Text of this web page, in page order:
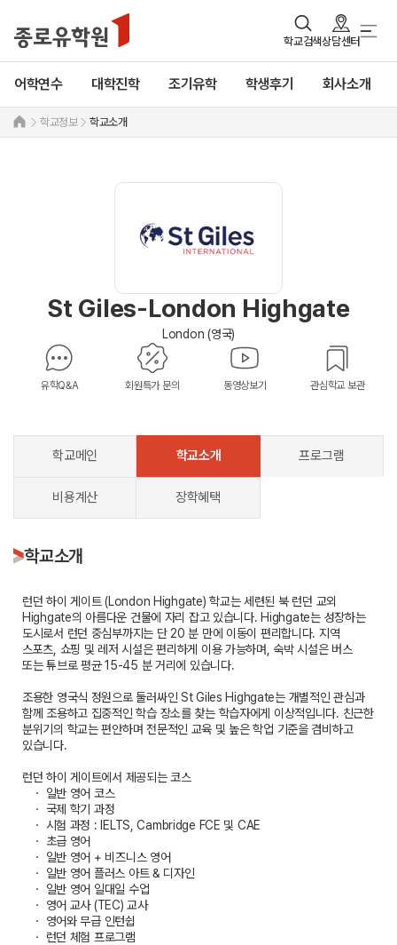
학교검색상담센터
어학연수 대학진학 조기유학 학생후기 회사소개
학교정보 학교소개
St Giles-London Highgate
London (영국)
유학Q&A 회원특가 문의 동영상보기 관심학교 보관
학교메인 학교소개 프로그램
비용계산 장학혜택
학교소개
런던 하이 게이트 (London Highgate) 학교는 세련된 북 런던 교외
Highgate의 아름다운 건물에 자리 잡고 있습니다. Highgate는 성장하는
도시로서 런던 중심부까지는 단 20 분 만에 이동이 편리합니다. 지역
스포츠, 쇼핑 및 레저 시설은 편리하게 이용 가능하며, 숙박 시설은 버스
또는 튜브로 평균 15-45 분 거리에 있습니다.
조용한 영국식 정원으로 둘러싸인 St Giles Highgate는 개별적인 관심과
함께 조용하고 집중적인 학습 장소를 찾는 학습자에게 이상적입니다. 친근한
분위기의 학교는 편안하며 전문적인 교육 및 높은 학업 기준을 겸비하고
있습니다.
런던 하이 게이트에서 제공되는 코스
ㆍ 일반 영어 코스
ㆍ 국제 학기 과정
ㆍ 시험 과정 : IELTS, Cambridge FCE 및 CAE
ㆍ 초급 영어
ㆍ 일반 영어 + 비즈니스 영어
ㆍ 일반 영어 플러스 아트 & 디자인
ㆍ 일반 영어 일대일 수업
ㆍ 영어 교사 (TEC) 교사
ㆍ 영어와 무급 인턴쉽
ㆍ 런던 체험 프로그램